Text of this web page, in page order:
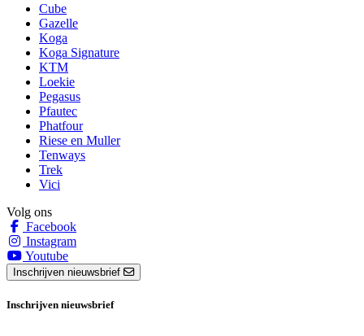
Cube
Gazelle
Koga
Koga Signature
KTM
Loekie
Pegasus
Pfautec
Phatfour
Riese en Muller
Tenways
Trek
Vici
Volg ons
Facebook
Instagram
Youtube
Inschrijven nieuwsbrief
Inschrijven nieuwsbrief